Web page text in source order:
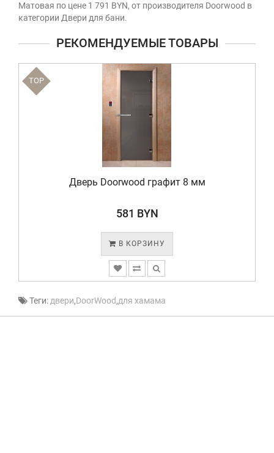
Матовая по цене 1 791 BYN, от производителя Doorwood в
категории Двери для бани.
РЕКОМЕНДУЕМЫЕ ТОВАРЫ
TOP
Дверь Doorwood графит 8 мм
581 BYN
В КОРЗИНУ
Теги: двери,DoorWood,для хамама